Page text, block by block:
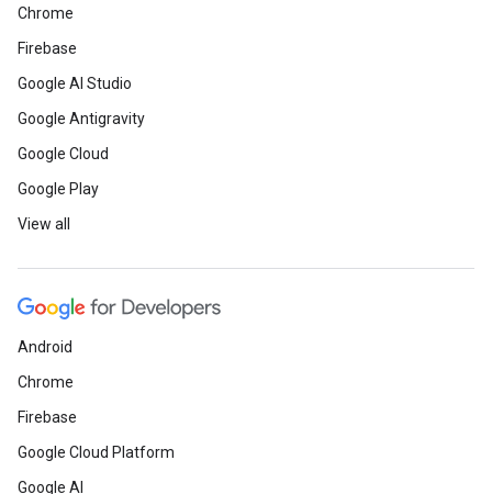
Chrome
Firebase
Google AI Studio
Google Antigravity
Google Cloud
Google Play
View all
Android
Chrome
Firebase
Google Cloud Platform
Google AI